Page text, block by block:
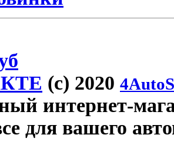
(c) 2020
интернет-
для вашего